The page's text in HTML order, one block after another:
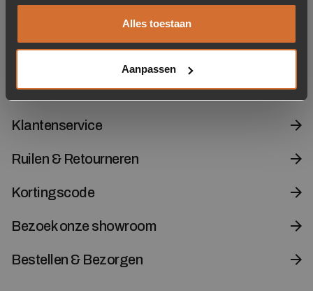
Alles toestaan
Aanpassen
per pagina
Wat kunnen wij voor je doen?
Contact
Klantenservice
Ruilen & Retourneren
Kortingscode
Bezoek onze showroom
Bestellen & Bezorgen